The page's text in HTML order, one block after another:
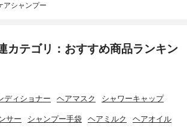
アシャンプー
カテゴリ：おすすめ商品ランキン
ディショナー ヘアマスク シャワーキャップ
サー シャンプー手袋 ヘアミルク ヘアオイル